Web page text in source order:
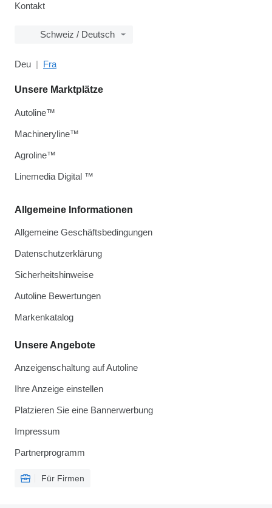
Kontakt
Schweiz / Deutsch
Deu Fra
Allgemeine Informationen
Allgemeine Geschäftsbedingungen
Datenschutzerklärung
Sicherheitshinweise
Autoline Bewertungen
Markenkatalog
Unsere Angebote
Anzeigenschaltung auf Autoline
Ihre Anzeige einstellen
Platzieren Sie eine Bannerwerbung
Impressum
Partnerprogramm
Für Firmen
Unsere Marktplätze
Autoline™
Machineryline™
Agroline™
Linemedia Digital ™